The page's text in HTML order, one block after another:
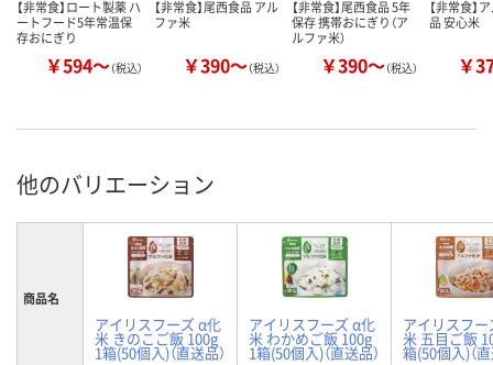
【非常食】ロート製薬 ハ
ートフード5年常温保
存おにぎり
￥594～（税込）
【非常食】尾西食品 アル
ファ米
￥390～（税込）
【非常食】尾西食品 5年
保存 携帯おにぎり（ア
ルファ米）
￥390～（税込）
【非常食】
品 安心米
￥
他のバリエーション
商品名
アイリスフーズ α化
米 きのこご飯 100g
1箱(50個入)（直送品）
アイリスフーズ α化
米 わかめご飯 100g
1箱(50個入)（直送品）
アイリスフ
米 五目ご飯
箱(50個入)（直